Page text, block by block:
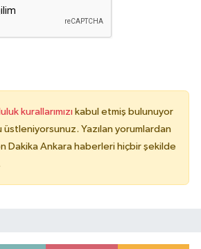
kurallarımızı kabul etmiş bulunuyor
üstleniyorsunuz. Yazılan yorumlardan
Dakika Ankara haberleri hiçbir şekilde